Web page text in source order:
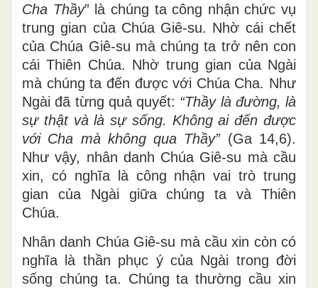
Cha Thầy” là chúng ta công nhận chức vụ
trung gian của Chúa Giê-su. Nhờ cái chết
của Chúa Giê-su mà chúng ta trở nên con
cái Thiên Chúa. Nhờ trung gian của Ngài
mà chúng ta đến được với Chúa Cha. Như
Ngài đã từng quả quyết: “Thầy là đường, là
sự thật và là sự sống. Không ai đến được
với Cha mà không qua Thầy”(Ga 14,6).
Như vậy, nhân danh Chúa Giê-su mà cầu
xin, có nghĩa là công nhận vai trò trung
gian của Ngài giữa chúng ta và Thiên
Chúa.
Nhân danh Chúa Giê-su mà cầu xin còn có
nghĩa là thần phục ý của Ngài trong đời
sống chúng ta. Chúng ta thường cầu xin